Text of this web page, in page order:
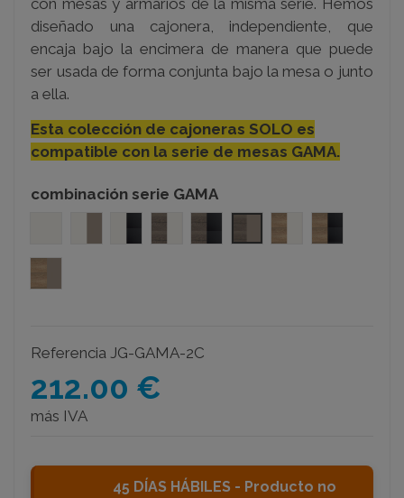
diseñado una cajonera, independiente, que
encaja bajo la encimera de manera que puede
ser usada de forma conjunta bajo la mesa o junto
a ella.
Esta colección de cajoneras SOLO es
compatible con la serie de mesas GAMA.
combinación serie GAMA
Referencia JG-GAMA-2C
212.00 €
más IVA
45 DÍAS HÁBILES - Producto no